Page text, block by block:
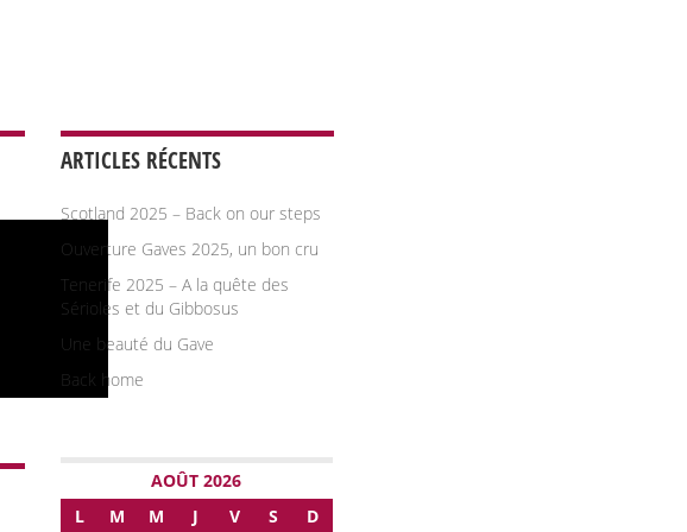
ARTICLES RÉCENTS
Scotland 2025 – Back on our steps
Ouverture Gaves 2025, un bon cru
Tenerife 2025 – A la quête des
Sérioles et du Gibbosus
Une beauté du Gave
Back home
AOÛT 2026
L
M M J V S D